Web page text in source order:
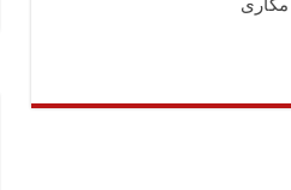
مكارى